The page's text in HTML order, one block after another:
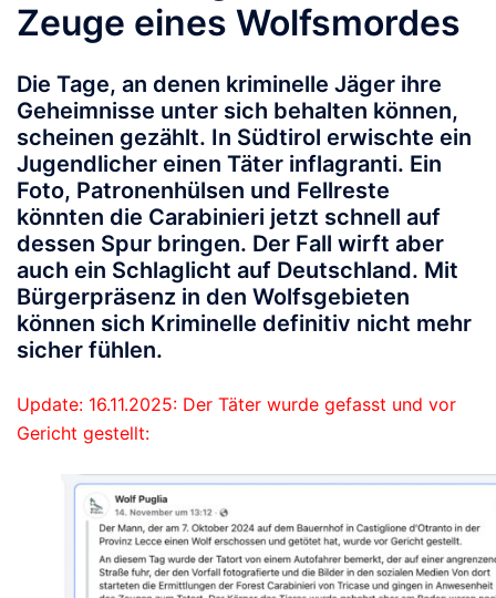
Zeuge eines Wolfsmordes
Die Tage, an denen kriminelle Jäger ihre
Geheimnisse unter sich behalten können,
scheinen gezählt. In Südtirol erwischte ein
Jugendlicher einen Täter inflagranti. Ein
Foto, Patronenhülsen und Fellreste
könnten die Carabinieri jetzt schnell auf
dessen Spur bringen. Der Fall wirft aber
auch ein Schlaglicht auf Deutschland. Mit
Bürgerpräsenz in den Wolfsgebieten
können sich Kriminelle definitiv nicht mehr
sicher fühlen.
Update: 16.11.2025: Der Täter wurde gefasst und vor
Gericht gestellt: